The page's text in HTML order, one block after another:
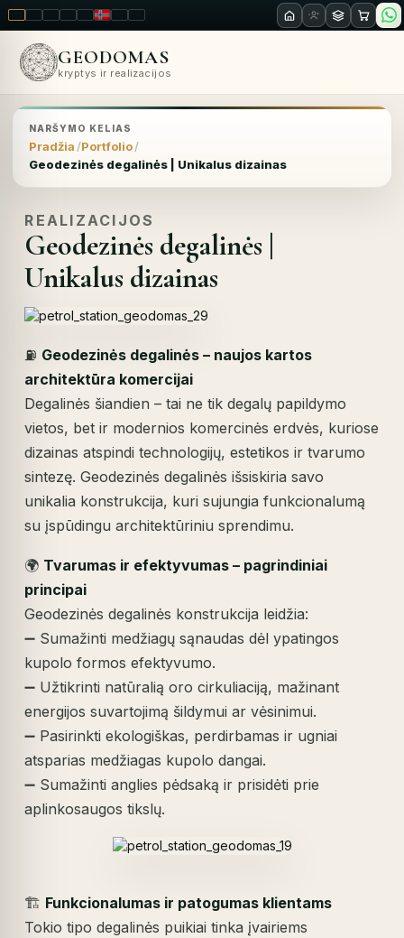
LT ENPL FR RUNOSKRO
GEODOMAS
kryptys ir realizacijos
NARŠYMO KELIAS
Pradžia Portfolio
Geodezinės degalinės | Unikalus dizainas
REALIZACIJOS
Geodezinės degalinės |
Unikalus dizainas
⛽ Geodezinės degalinės – naujos kartos
architektūra komercijai
Degalinės šiandien – tai ne tik degalų papildymo
vietos, bet ir modernios komercinės erdvės, kuriose
dizainas atspindi technologijų, estetikos ir tvarumo
sintezę. Geodezinės degalinės išsiskiria savo
unikalia konstrukcija, kuri sujungia funkcionalumą
su įspūdingu architektūriniu sprendimu.
🌍 Tvarumas ir efektyvumas – pagrindiniai
principai
Geodezinės degalinės konstrukcija leidžia:
➖ Sumažinti medžiagų sąnaudas dėl ypatingos
kupolo formos efektyvumo.
➖ Užtikrinti natūralią oro cirkuliaciją, mažinant
energijos suvartojimą šildymui ar vėsinimui.
➖ Pasirinkti ekologiškas, perdirbamas ir ugniai
atsparias medžiagas kupolo dangai.
➖ Sumažinti anglies pėdsaką ir prisidėti prie
aplinkosaugos tikslų.
🏗️ Funkcionalumas ir patogumas klientams
Tokio tipo degalinės puikiai tinka įvairiems